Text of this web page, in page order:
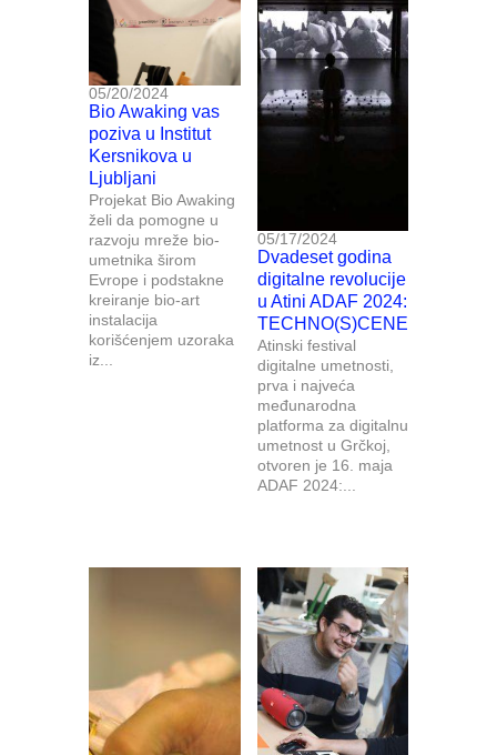
05/20/2024
Bio Awaking vas
poziva u Institut
Kersnikova u
Ljubljani
Projekat Bio Awaking
želi da pomogne u
razvoju mreže bio-
umetnika širom
Evrope i podstakne
kreiranje bio-art
instalacija
korišćenjem uzoraka
iz...
05/17/2024
Dvadeset godina
digitalne revolucije
u Atini ADAF 2024:
TECHNO(S)CENE
Atinski festival
digitalne umetnosti,
prva i najveća
međunarodna
platforma za digitalnu
umetnost u Grčkoj,
otvoren je 16. maja
ADAF 2024:...